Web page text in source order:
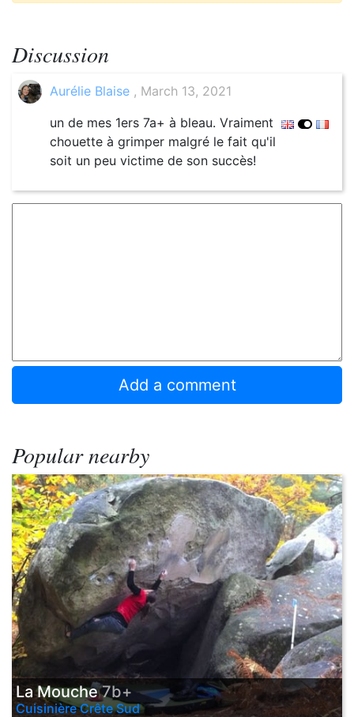
Discussion
Aurélie Blaise , March 13, 2021
un de mes 1ers 7a+ à bleau. Vraiment
chouette à grimper malgré le fait qu'il
soit un peu victime de son succès!
Popular nearby
La Mouche7b+
Cuisinière Crête Sud